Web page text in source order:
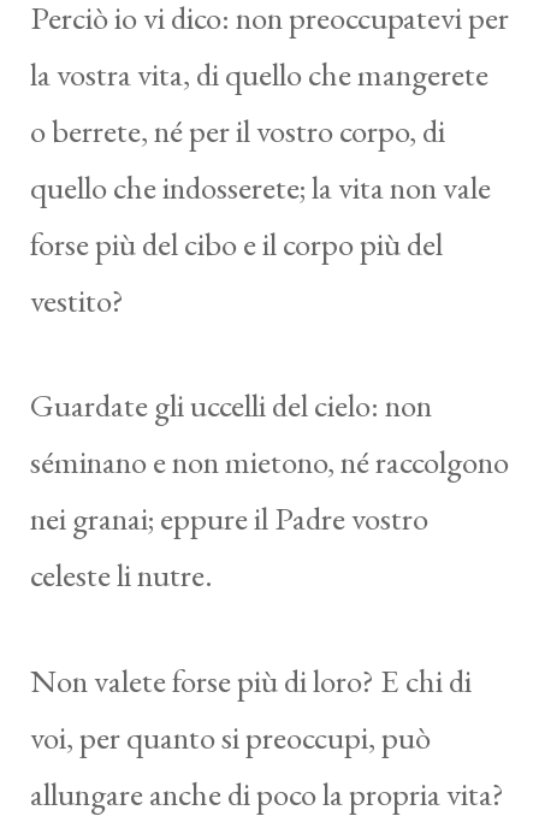
Perciò io vi dico: non preoccupatevi per
la vostra vita, di quello che mangerete
o berrete, né per il vostro corpo, di
quello che indosserete; la vita non vale
forse più del cibo e il corpo più del
vestito?
Guardate gli uccelli del cielo: non
séminano e non mietono, né raccolgono
nei granai; eppure il Padre vostro
celeste li nutre.
Non valete forse più di loro? E chi di
voi, per quanto si preoccupi, può
allungare anche di poco la propria vita?